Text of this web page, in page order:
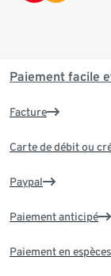
Paiement facile
Facture
Carte de débit ou
Paypal
Paiement anticipé
Paiement en espèces